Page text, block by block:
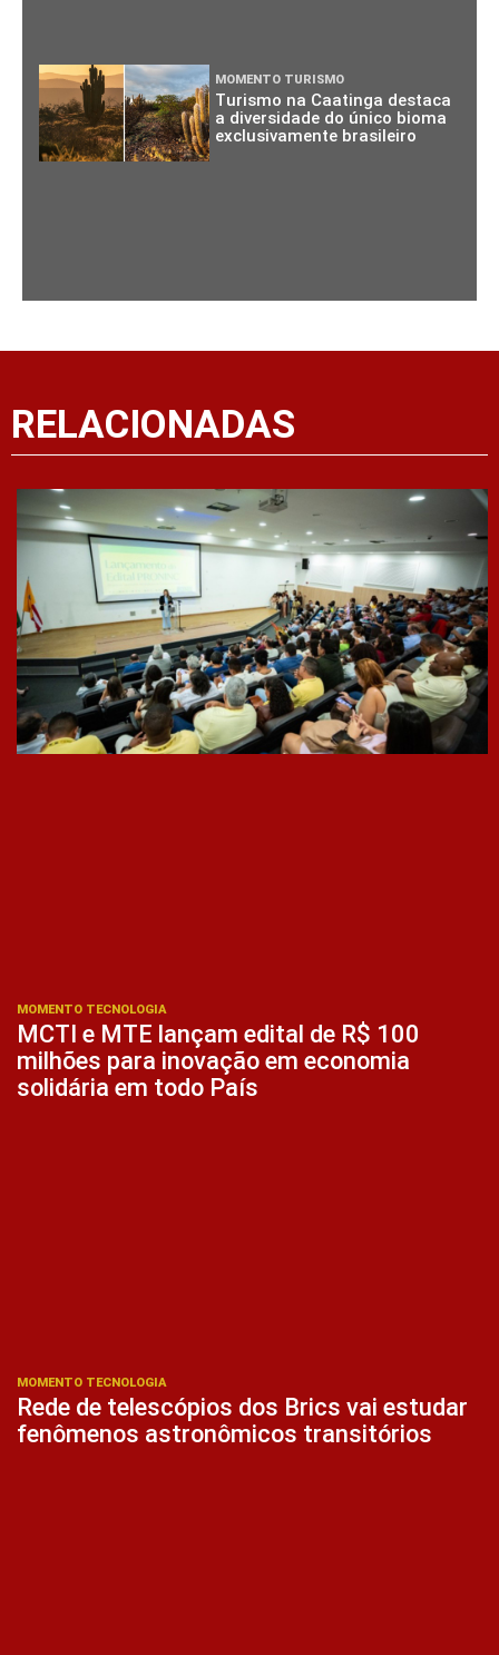
MOMENTO TURISMO
Turismo na Caatinga destaca
a diversidade do único bioma
exclusivamente brasileiro
RELACIONADAS
MOMENTO TECNOLOGIA
MCTI e MTE lançam edital de R$ 100
milhões para inovação em economia
solidária em todo País
MOMENTO TECNOLOGIA
Rede de telescópios dos Brics vai estudar
fenômenos astronômicos transitórios